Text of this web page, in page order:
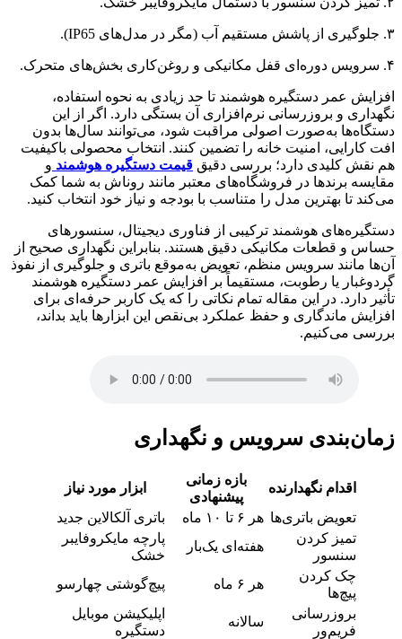
۳. جلوگیری از پاشش مستقیم آب (مگر در مدل‌های IP65).
۴. سرویس دوره‌ای قفل مکانیکی و روغن‌کاری بخش‌های متحرک.
افزایش عمر دستگیره هوشمند تا حد زیادی به نحوه استفاده،
نگهداری و بروزرسانی نرم‌افزاری آن بستگی دارد. اگر از این
دستگاه‌ها به‌صورت اصولی مراقبت شود، می‌توانند سال‌ها بدون
افت کارایی، امنیت خانه را تضمین کنند. انتخاب محصولی باکیفیت
هم نقش کلیدی دارد؛ بررسی دقیق قیمت دستگیره هوشمند و
مقایسه برندها در فروشگاه‌های معتبر مانند روناش به شما کمک
می‌کند تا بهترین مدل را متناسب با بودجه و نیاز خود انتخاب کنید.
دستگیره‌های هوشمند ترکیبی از فناوری دیجیتال، سنسورهای
حساس و قطعات مکانیکی دقیق هستند. بنابراین نگهداری صحیح از
آن‌ها مانند سرویس منظم، تعویض به‌موقع باتری و جلوگیری از نفوذ
گردوغبار یا رطوبت، مستقیماً بر افزایش عمر دستگیره هوشمند
تأثیر دارد. در این مقاله تمام نکاتی را که یک کاربر حرفه‌ای برای
افزایش ماندگاری و حفظ عملکرد بی‌نقص این ابزارها باید بداند،
بررسی می‌کنیم.
زمان‌بندی سرویس و نگهداری
اقدام نگهدارنده
بازه زمانی
پیشنهادی
ابزار مورد نیاز
تعویض باتری‌ها هر ۶ تا ۱۰ ماه
باتری آلکالاین جدید
تمیز کردن
سنسور
هفته‌ای یک‌بار
پارچه مایکروفایبر
خشک
چک کردن
پیچ‌ها
هر ۶ ماه
پیچ‌گوشتی چهارسو
بروزرسانی
فریم‌ور
سالانه
اپلیکیشن موبایل
دستگیره